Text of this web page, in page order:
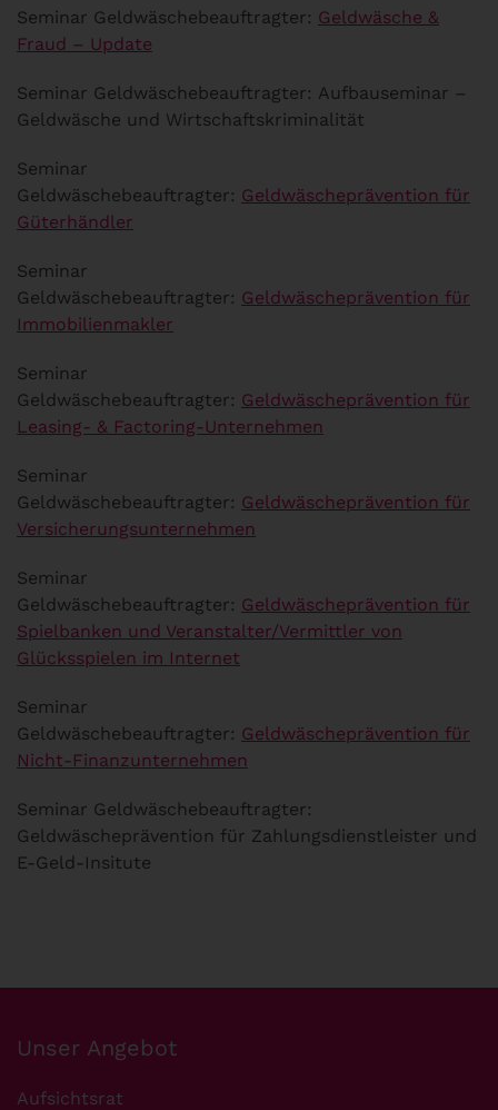
Seminar Geldwäschebeauftragter: Geldwäsche &
Fraud – Update
Seminar Geldwäschebeauftragter: Aufbauseminar –
Geldwäsche und Wirtschaftskriminalität
Seminar
Geldwäschebeauftragter: Geldwäscheprävention für
Güterhändler
Seminar
Geldwäschebeauftragter: Geldwäscheprävention für
Immobilienmakler
Seminar
Geldwäschebeauftragter: Geldwäscheprävention für
Leasing- & Factoring-Unternehmen
Seminar
Geldwäschebeauftragter: Geldwäscheprävention für
Versicherungsunternehmen
Seminar
Geldwäschebeauftragter: Geldwäscheprävention für
Spielbanken und Veranstalter/Vermittler von
Glücksspielen im Internet
Seminar
Geldwäschebeauftragter: Geldwäscheprävention für
Nicht-Finanzunternehmen
Seminar Geldwäschebeauftragter:
Geldwäscheprävention für Zahlungsdienstleister und
E-Geld-Insitute
Unser Angebot
Aufsichtsrat